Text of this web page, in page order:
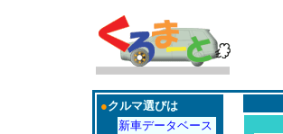
●クルマ選びは
新車データベース